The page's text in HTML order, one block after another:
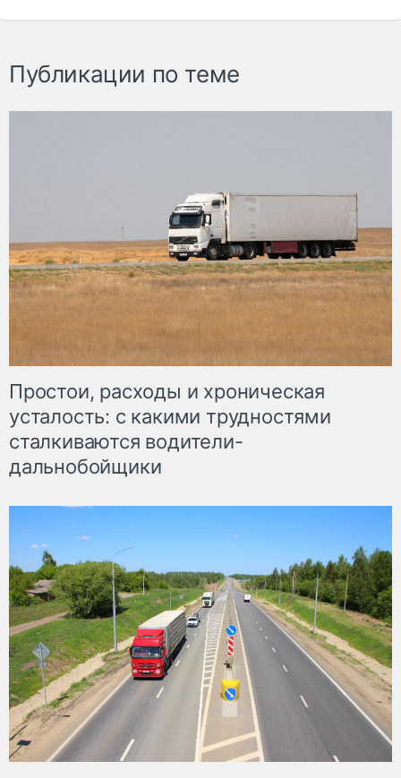
Публикации по теме
Простои, расходы и хроническая
усталость: с какими трудностями
сталкиваются водители-
дальнобойщики